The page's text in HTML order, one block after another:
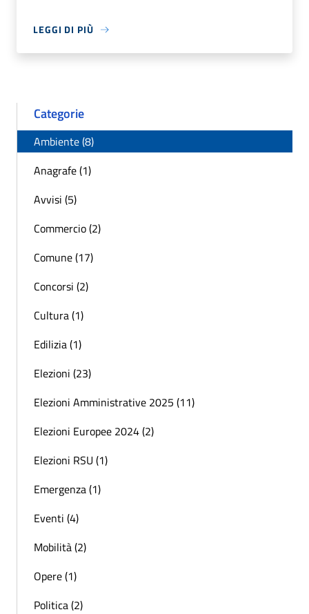
LEGGI DI PIÙ
Categorie
Ambiente (8)
Anagrafe (1)
Avvisi (5)
Commercio (2)
Comune (17)
Concorsi (2)
Cultura (1)
Edilizia (1)
Elezioni (23)
Elezioni Amministrative 2025 (11)
Elezioni Europee 2024 (2)
Elezioni RSU (1)
Emergenza (1)
Eventi (4)
Mobilità (2)
Opere (1)
Politica (2)